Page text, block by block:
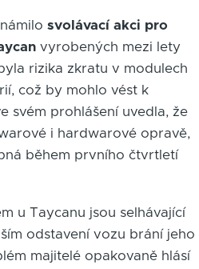
svolávací akci pro
vyrobených mezi lety
rizika zkratu v modulech
což by mohlo vést k
svém prohlášení uvedla, že
i hardwarové opravě,
během prvního čtvrtletí
u Taycanu jsou selhávající
odstavení vozu brání jeho
majitelé opakovaně hlásí